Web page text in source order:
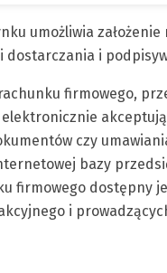
umożliwia
dostarczania i
firmowego,
czy
bazy
firmowego dostępny
i